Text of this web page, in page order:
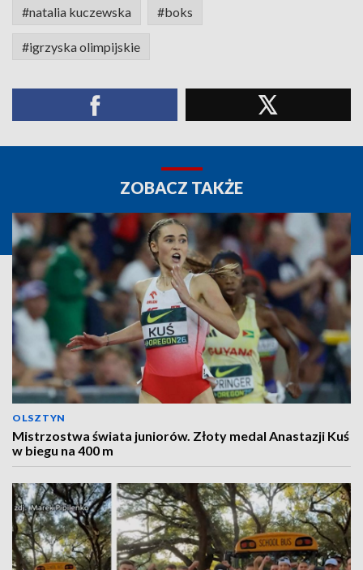
#natalia kuczewska #boks
#igrzyska olimpijskie
ZOBACZ TAKŻE
OLSZTYN
Mistrzostwa świata juniorów. Złoty medal Anastazji Kuś
w biegu na 400 m